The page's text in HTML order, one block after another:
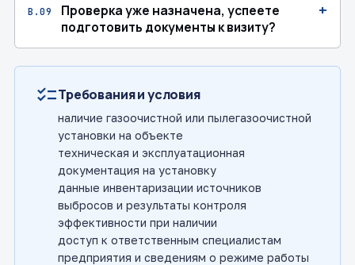
В.09
Проверка уже назначена, успеете
подготовить документы к визиту?
+
checklistТребования и условия
наличие газоочистной или пылегазоочистной
установки на объекте
техническая и эксплуатационная
документация на установку
данные инвентаризации источников
выбросов и результаты контроля
эффективности при наличии
доступ к ответственным специалистам
предприятия и сведениям о режиме работы